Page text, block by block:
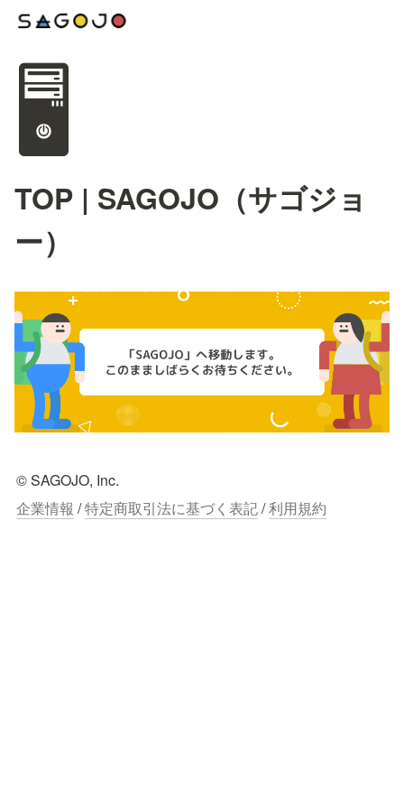
🖥️
TOP | SAGOJO（サゴジョ
ー）
© SAGOJO, Inc.
企業情報 / 特定商取引法に基づく表記 / 利用規約